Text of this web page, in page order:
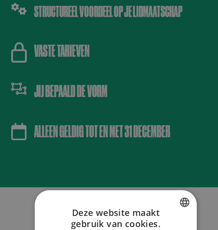
STRUCTUREEL VOORDEEL OP JE LIDMAATSCHAP
VASTE TARIEVEN
JIJ BEPAALD DE VORM
ALLEEN GELDIG TOT EN MET 31 DECEMBER
Deze website maakt
gebruik van cookies.